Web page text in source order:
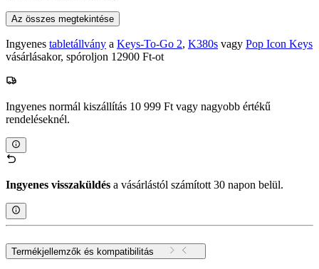
Az összes megtekintése
Ingyenes tabletállvány a Keys-To-Go 2, K380s vagy Pop Icon Keys
vásárlásakor, spóroljon 12900 Ft-ot
Ingyenes normál kiszállítás 10 999 Ft vagy nagyobb értékű
rendeléseknél.
Ingyenes visszaküldés a vásárlástól számított 30 napon belül.
Termékjellemzők és kompatibilitás